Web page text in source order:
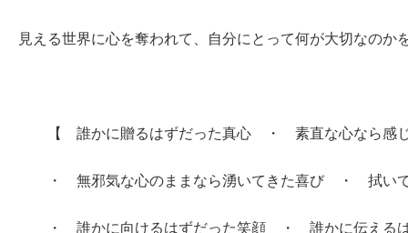
見える世界に心を奪われて、自分にとって何が大切なのか
【 誰かに贈るはずだった真心 ・ 素直な心なら感じ
・ 無邪気な心のままなら湧いてきた喜び ・ 拭いて
・ 誰かに向けるはずだった笑顔 ・ 誰かに伝える